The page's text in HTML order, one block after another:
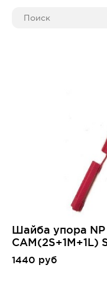
Шайба упора NP
CAM(2S+1M+1L)
1440 руб